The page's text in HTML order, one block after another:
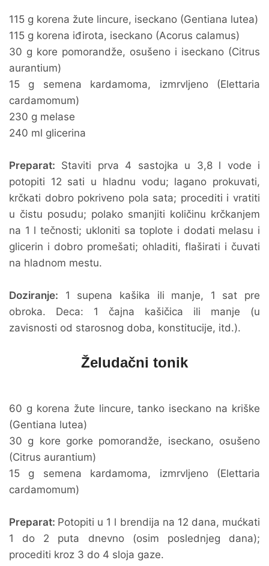
115 g korena žute lincure, iseckano (Gentiana lutea)
115 g korena iđirota, iseckano (Acorus calamus)
30 g kore pomorandže, osušeno i iseckano (Citrus
aurantium)
15 g semena kardamoma, izmrvljeno (Elettaria
cardamomum)
230 g melase
240 ml glicerina
Preparat: Staviti prva 4 sastojka u 3,8 l vode i
potopiti 12 sati u hladnu vodu; lagano prokuvati,
krčkati dobro pokriveno pola sata; procediti i vratiti
u čistu posudu; polako smanjiti količinu krčkanjem
na 1 l tečnosti; ukloniti sa toplote i dodati melasu i
glicerin i dobro promešati; ohladiti, flaširati i čuvati
na hladnom mestu.
Doziranje: 1 supena kašika ili manje, 1 sat pre
obroka. Deca: 1 čajna kašičica ili manje (u
zavisnosti od starosnog doba, konstitucije, itd.).
Želudačni tonik
60 g korena žute lincure, tanko iseckano na kriške
(Gentiana lutea)
30 g kore gorke pomorandže, iseckano, osušeno
(Citrus aurantium)
15 g semena kardamoma, izmrvljeno (Elettaria
cardamomum)
Preparat: Potopiti u 1 l brendija na 12 dana, mućkati
1 do 2 puta dnevno (osim poslednjeg dana);
procediti kroz 3 do 4 sloja gaze.